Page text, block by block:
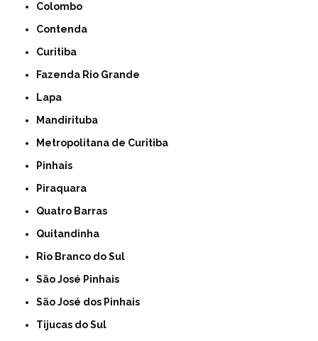
Colombo
Contenda
Curitiba
Fazenda Rio Grande
Lapa
Mandirituba
Metropolitana de Curitiba
Pinhais
Piraquara
Quatro Barras
Quitandinha
Rio Branco do Sul
São José Pinhais
São José dos Pinhais
Tijucas do Sul